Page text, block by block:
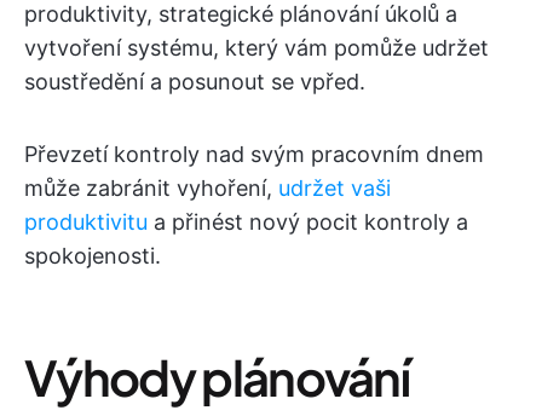
produktivity, strategické plánování úkolů a
vytvoření systému, který vám pomůže udržet
soustředění a posunout se vpřed.
Převzetí kontroly nad svým pracovním dnem
může zabránit vyhoření, udržet vaši
produktivitu a přinést nový pocit kontroly a
spokojenosti.
Výhody plánování